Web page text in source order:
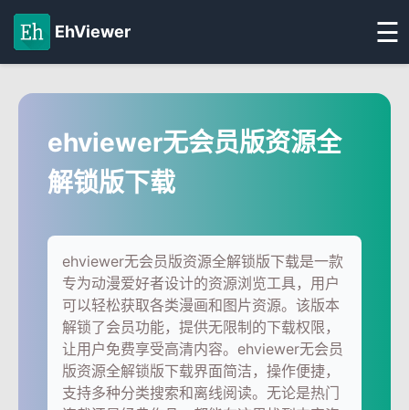
EhViewer ☰
ehviewer无会员版资源全
解锁版下载
ehviewer无会员版资源全解锁版下载是一款
专为动漫爱好者设计的资源浏览工具，用户
可以轻松获取各类漫画和图片资源。该版本
解锁了会员功能，提供无限制的下载权限，
让用户免费享受高清内容。ehviewer无会员
版资源全解锁版下载界面简洁，操作便捷，
支持多种分类搜索和离线阅读。无论是热门